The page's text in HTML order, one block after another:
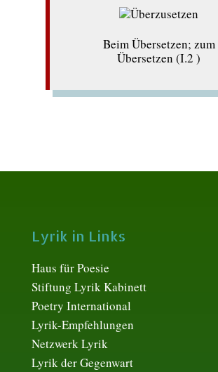
Beim Übersetzen; zum
Übersetzen (I.2 )
Lyrik in Links
Haus für Poesie
Stiftung Lyrik Kabinett
Poetry International
Lyrik-Empfehlungen
Netzwerk Lyrik
Lyrik der Gegenwart